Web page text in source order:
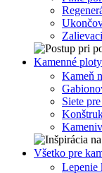
Kamenné
Kameň
Siete
Všetko pre
Lepenie